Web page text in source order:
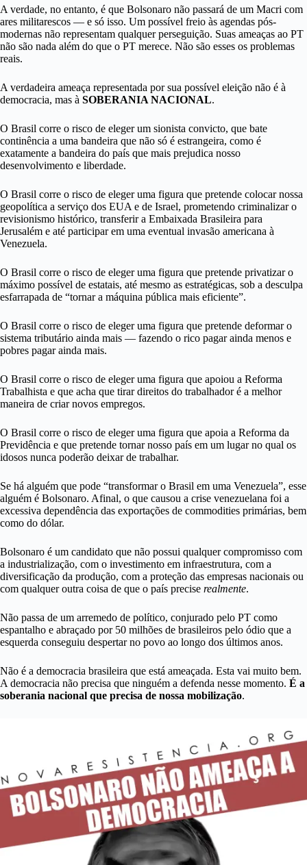
A verdade, no entanto, é que Bolsonaro não passará de um Macri com
ares militarescos — e só isso. Um possível freio às agendas pós-
modernas não representam qualquer perseguição. Suas ameaças ao PT
não são nada além do que o PT merece. Não são esses os problemas
reais.
A verdadeira ameaça representada por sua possível eleição não é à
democracia, mas à SOBERANIA NACIONAL.
O Brasil corre o risco de eleger um sionista convicto, que bate
continência a uma bandeira que não só é estrangeira, como é
exatamente a bandeira do país que mais prejudica nosso
desenvolvimento e liberdade.
O Brasil corre o risco de eleger uma figura que pretende colocar nossa
geopolítica a serviço dos EUA e de Israel, prometendo criminalizar o
revisionismo histórico, transferir a Embaixada Brasileira para
Jerusalém e até participar em uma eventual invasão americana à
Venezuela.
O Brasil corre o risco de eleger uma figura que pretende privatizar o
máximo possível de estatais, até mesmo as estratégicas, sob a desculpa
esfarrapada de “tornar a máquina pública mais eficiente”.
O Brasil corre o risco de eleger uma figura que pretende deformar o
sistema tributário ainda mais — fazendo o rico pagar ainda menos e
pobres pagar ainda mais.
O Brasil corre o risco de eleger uma figura que apoiou a Reforma
Trabalhista e que acha que tirar direitos do trabalhador é a melhor
maneira de criar novos empregos.
O Brasil corre o risco de eleger uma figura que apoia a Reforma da
Previdência e que pretende tornar nosso país em um lugar no qual os
idosos nunca poderão deixar de trabalhar.
Se há alguém que pode “transformar o Brasil em uma Venezuela”, esse
alguém é Bolsonaro. Afinal, o que causou a crise venezuelana foi a
excessiva dependência das exportações de commodities primárias, bem
como do dólar.
Bolsonaro é um candidato que não possui qualquer compromisso com
a industrialização, com o investimento em infraestrutura, com a
diversificação da produção, com a proteção das empresas nacionais ou
com qualquer outra coisa de que o país precise realmente.
Não passa de um arremedo de político, conjurado pelo PT como
espantalho e abraçado por 50 milhões de brasileiros pelo ódio que a
esquerda conseguiu despertar no povo ao longo dos últimos anos.
Não é a democracia brasileira que está ameaçada. Esta vai muito bem.
A democracia não precisa que ninguém a defenda nesse momento. É a
soberania nacional que precisa de nossa mobilização.